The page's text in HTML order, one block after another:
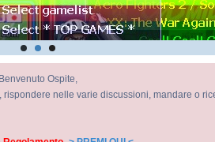
Benvenuto Ospite,
nelle varie discussioni, mandare o